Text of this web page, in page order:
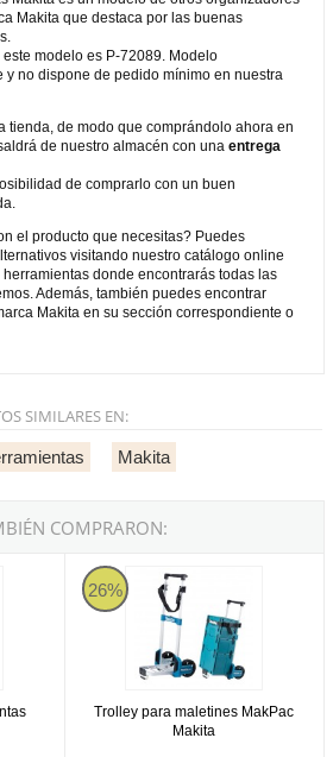
Makita que destaca por las buenas
modelo es P-72089. Modelo
y no dispone de pedido mínimo en nuestra
tienda, de modo que comprándolo ahora en
de nuestro almacén con unaentrega
de comprarlo con un buen
el producto que necesitas? Puedes
visitando nuestro catálogo online
donde encontrarás todas las
Además, también puedes encontrar
Makita en su sección correspondiente o
SIMILARES EN:
Makita
COMPRARON:
Fatmax Stanley
26%
Trolley para maletines MakPac
Makita
Trolley para maletines MakPac